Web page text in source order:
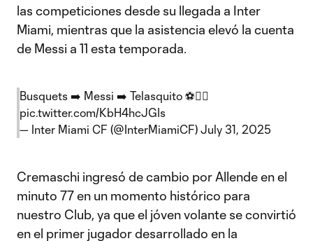
las competiciones desde su llegada a Inter
Miami, mientras que la asistencia elevó la cuenta
de Messi a 11 esta temporada.
Busquets ➡️ Messi ➡️ Telasquito ⚽😮‍💨
pic.twitter.com/KbH4hcJGIs
— Inter Miami CF (@InterMiamiCF) July 31, 2025
Cremaschi ingresó de cambio por Allende en el
minuto 77 en un momento histórico para
nuestro Club, ya que el jóven volante se convirtió
en el primer jugador desarrollado en la